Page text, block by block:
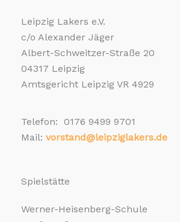
Leipzig Lakers e.V.
c/o Alexander Jäger
Albert-Schweitzer-Straße 20
04317 Leipzig
Amtsgericht Leipzig VR 4929
Telefon: 0176 9499 9701
Mail: vorstand@leipziglakers.de
Spielstätte
Werner-Heisenberg-Schule